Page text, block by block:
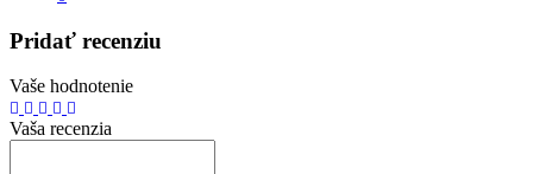
Pridať recenziu
Vaše hodnotenie
Vaša recenzia